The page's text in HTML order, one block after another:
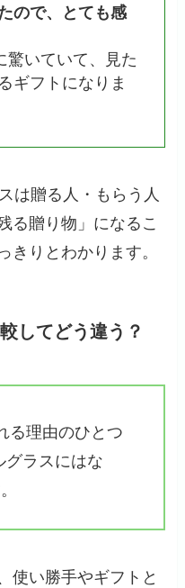
ので、とても感
驚いていて、見た
ギフトになりま
は贈る人・もらう人
る贈り物」になるこ
きりとわかります。
してどう違う？
る理由のひとつ
グラスにはな
使い勝手やギフトと